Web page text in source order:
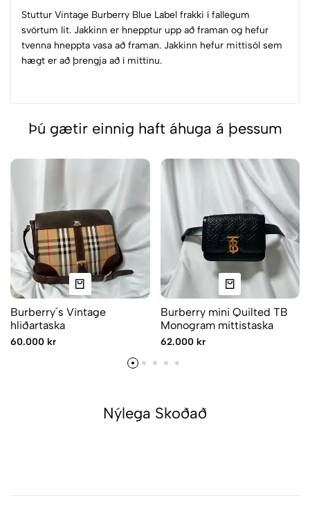
Stuttur Vintage Burberry Blue Label frakki í fallegum
svörtum lit. Jakkinn er hnepptur upp að framan og hefur
tvenna hneppta vasa að framan. Jakkinn hefur mittisól sem
hægt er að þrengja að í mittinu.
Þú gætir einnig haft áhuga á þessum
Burberry´s Vintage
hliðartaska
60.000 kr
Burberry mini Quilted TB
Monogram mittistaska
62.000 kr
Nýlega Skoðað